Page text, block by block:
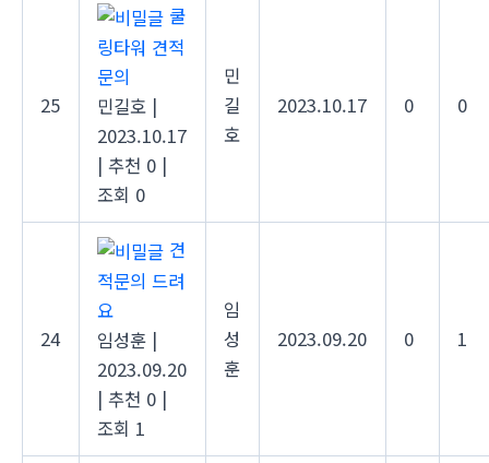
25
쿨
링타워 견적
문의
민길호 |
2023.10.17
| 추천 0 |
조회 0
민
길
호
2023.10.17 0 0
24
견
적문의 드려
요
임성훈 |
2023.09.20
| 추천 0 |
조회 1
임
성
훈
2023.09.20 0 1